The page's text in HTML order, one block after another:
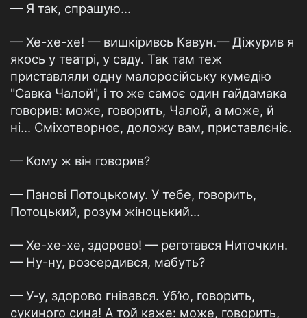
— Я так, спрашую...
— Хе-хе-хе! — вишкіривсь Кавун.— Діжурив я
якось у театрі, у саду. Так там теж
приставляли одну малоросійську кумедію
"Савка Чалой", і то же самоє один гайдамака
говорив: може, говорить, Чалой, а може, й
ні... Сміхотворноє, доложу вам, приставлєніє.
— Кому ж він говорив?
— Панові Потоцькому. У тебе, говорить,
Потоцький, розум жіноцький...
— Хе-хе-хе, здорово! — реготався Ниточкин.
— Ну-ну, розсердився, мабуть?
— У-у, здорово гнівався. Уб’ю, говорить,
сукиного сина! А той каже: може, говорить,